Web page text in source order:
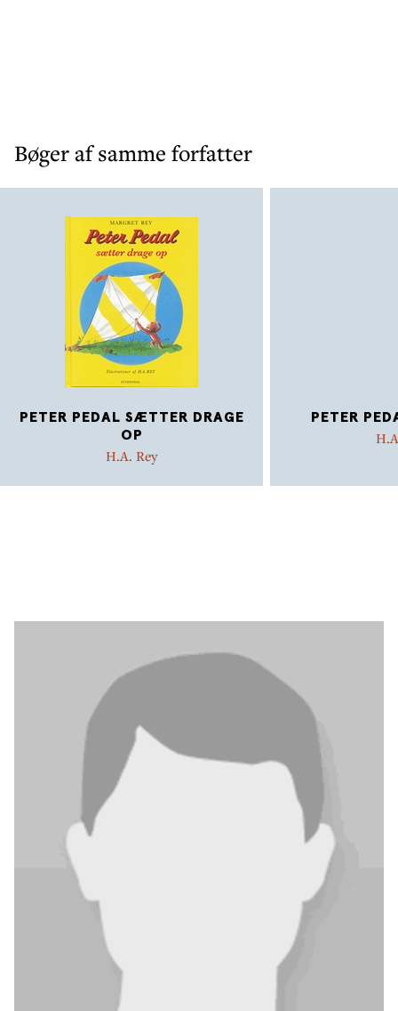
Bøger af samme forfatter
PETER PEDAL SÆTTER DRAGE
OP
H.A. Rey
PETER